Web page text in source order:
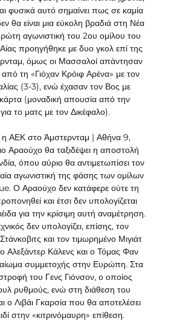
φυσικά αυτό σημαίνει πως σε καμία
θα είναι μια εύκολη βραδιά στη Νέα
αγωνιστική του 2ου ομίλου του
προηγήθηκε με δυο γκολ επί της
όμως οι Μασσαλοί απάντησαν
από τη «Γιόχαν Κρόιφ Αρένα» με τον
(3-3), ενώ έχασαν τον Βος με
κάρτα (μοναδική απουσία από την
το ματς με τον Δικέφαλο).
ΑΕΚ στο Άμστερνταμ | Αθήνα 9,
Αραούχο θα ταξιδέψει η αποστολή
όπου αύριο θα αντιμετωπίσει τον
αγωνιστική της φάσης των ομίλων
Ο Αραούχο δεν κατάφερε ούτε τη
και έτσι δεν υπολογίζεται
για την κρίσιμη αυτή αναμέτρηση.
δεν υπολογίζει, επίσης, τον
και τον τιμωρημένο Μιγιάτ
Αλεξάντερ Κάλενς και ο Τόμας Φαν
συμμετοχής στην Ευρώπη. Στα
του Γενς Γιόνσον, ο οποίος
ρυθμούς, ενώ στη διάθεση του
ο Λιβάι Γκαρσία που θα αποτελέσει
στην «κιτρινόμαυρη» επίθεση.